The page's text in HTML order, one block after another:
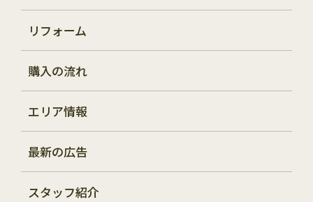
リフォーム
購入の流れ
エリア情報
最新の広告
スタッフ紹介